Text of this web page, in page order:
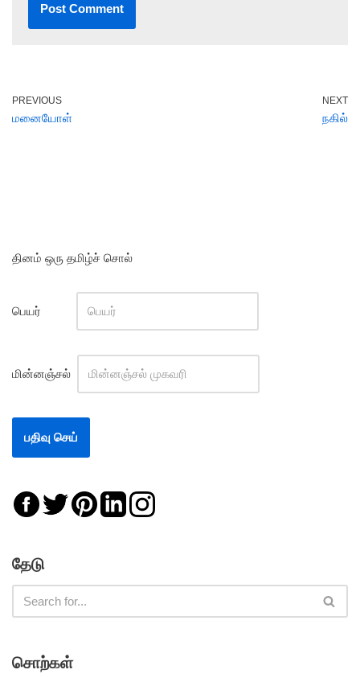
PREVIOUS
மனையோள்
NEXT
நகில்
தினம் ஒரு தமிழ்ச் சொல்
பெயர்
மின்னஞ்சல்
தேடு
சொற்கள்